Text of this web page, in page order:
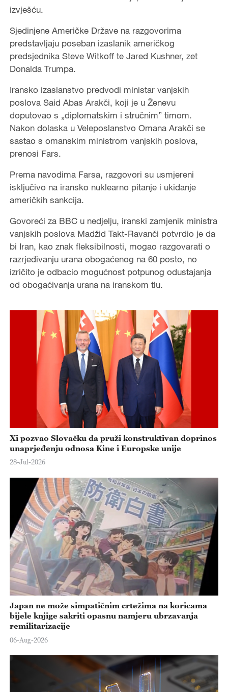
izvješću.
Sjedinjene Američke Države na razgovorima
predstavljaju poseban izaslanik američkog
predsjednika Steve Witkoff te Jared Kushner, zet
Donalda Trumpa.
Iransko izaslanstvo predvodi ministar vanjskih
poslova Said Abas Arakči, koji je u Ženevu
doputovao s „diplomatskim i stručnim” timom.
Nakon dolaska u Veleposlanstvo Omana Arakči se
sastao s omanskim ministrom vanjskih poslova,
prenosi Fars.
Prema navodima Farsa, razgovori su usmjereni
isključivo na iransko nuklearno pitanje i ukidanje
američkih sankcija.
Govoreći za BBC u nedjelju, iranski zamjenik ministra
vanjskih poslova Madžid Takt-Ravanči potvrdio je da
bi Iran, kao znak fleksibilnosti, mogao razgovarati o
razrjeđivanju urana obogaćenog na 60 posto, no
izričito je odbacio mogućnost potpunog odustajanja
od obogaćivanja urana na iranskom tlu.
Xi pozvao Slovačku da pruži konstruktivan doprinos
unaprjeđenju odnosa Kine i Europske unije
28-Jul-2026
Japan ne može simpatičnim crtežima na koricama
bijele knjige sakriti opasnu namjeru ubrzavanja
remilitarizacije
06-Aug-2026